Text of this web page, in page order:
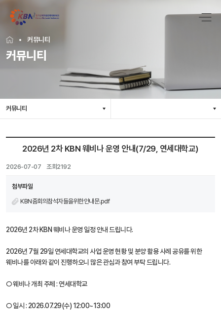
커뮤니티
커뮤니티
커뮤니티
2026년 2차 KBN 웨비나 운영 안내(7/29, 연세대학교)
2026-07-07 조회2192
첨부파일
KBN줌회의참석자들을위한안내문.pdf
2026년 2차 KBN 웨비나 운영 일정 안내 드립니다.
2026년 7월 29일 연세대학교의 사업 운영 현황 및 분양 활용 사례 공유를 위한
웨비나를 아래와 같이 진행하오니 많은 관심과 참여 부탁 드립니다.
○ 웨비나 개최 주체 : 연세대학교
○ 일시 : 2026.07.29(수) 12:00~13:00